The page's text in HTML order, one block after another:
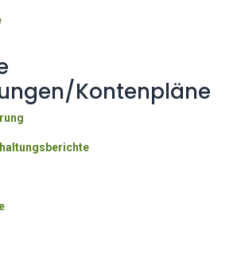
Kontenpläne